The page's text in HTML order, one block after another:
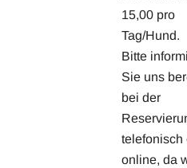
15,00 pro
Tag/Hund.
Bitte
Sie uns
bei der
telefonisch
online, da